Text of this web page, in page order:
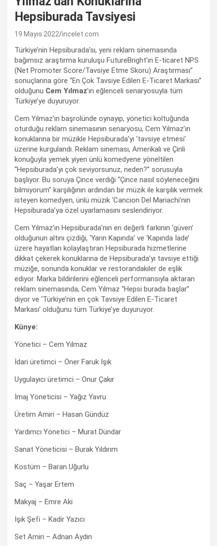
Hepsiburada Tavsiyesi
19 Mayıs 2022 incelet.com
Türkiye’nin Hepsiburada’sı, yeni reklam sinemasında
bağımsız araştırma kuruluşu FutureBright’ın E-ticaret NPS
(Net Promoter Score/Tavsiye Etme Skoru) Araştırması”
sonuçlarına göre “En Çok Tavsiye Edilen E-Ticaret Markası”
olduğunu Cem Yılmaz’ın eğlenceli senaryosuyla tüm
Türkiye’ye duyuruyor.
Cem Yılmaz’ın başrolünde oynayıp, yönetici koltuğunda
oturduğu reklam sinemasının senaryosu, Cem Yılmaz’ın
konuklarına bir müzikle Hepsiburada’yı ‘tavsiye etmesi’
üzerine kurgulandı. Reklam sineması, Amerikalı ve Çinli
konuğuyla yemek yiyen ünlü komedyene yöneltilen
“Hepsiburada’yı çok seviyorsunuz, neden?” sorusuyla
başlıyor. Bu soruya Çince verdiği “Çince nasıl söyleneceğini
bilmiyorum” karşılığının ardından bir müzik ile karşılık vermek
isteyen komedyen, ünlü müzik ‘Cancion Del Mariachi’nin
Hepsiburada’ya özel uyarlamasını seslendiriyor.
Cem Yılmaz’ın Hepsiburada’nın en değerli farkının ‘güven’
olduğunun altını çizdiği, ‘Yarın Kapında’ ve ‘Kapında İade’
üzere hayatları kolaylaştıran Hepsiburada hizmetlerine
dikkat çekerek konuklarına de Hepsiburada’yı tavsiye ettiği
müziğe, sonunda konuklar ve restorandakiler de eşlik
ediyor. Marka bildirilerini eğlenceli performansıyla aktaran
reklam sinemasında, Cem Yılmaz “Hepsi burada başlar”
diyor ve ‘Türkiye’nin en çok Tavsiye Edilen E-Ticaret
Markası’ olduğunu tüm Türkiye’ye duyuruyor.
Künye:
Yönetici – Cem Yılmaz
İdari üretimci – Öner Faruk Işık
Uygulayıcı üretimci – Onur Çakır
İmaj Yöneticisi – Yağız Yavru
Üretim Amiri – Hasan Gündüz
Yardımcı Yönetici – Murat Dündar
Sanat Yöneticisi – Burak Yıldırım
Kostüm – Baran Uğurlu
Saç – Yaşar Ertem
Makyaj – Emre Aki
Işık Şefi – Kadir Yazıcı
Set Amiri – Adnan Aydın